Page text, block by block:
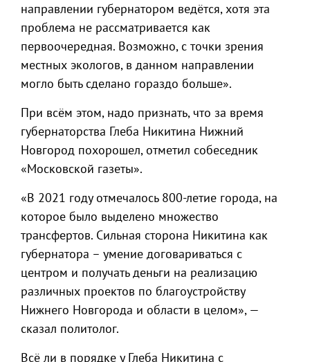
направлении губернатором ведётся, хотя эта
проблема не рассматривается как
первоочередная. Возможно, с точки зрения
местных экологов, в данном направлении
могло быть сделано гораздо больше».
При всём этом, надо признать, что за время
губернаторства Глеба Никитина Нижний
Новгород похорошел, отметил собеседник
«Московской газеты».
«В 2021 году отмечалось 800-летие города, на
которое было выделено множество
трансфертов. Сильная сторона Никитина как
губернатора – умение договариваться с
центром и получать деньги на реализацию
различных проектов по благоустройству
Нижнего Новгорода и области в целом», —
сказал политолог.
Всё ли в порядке у Глеба Никитина с